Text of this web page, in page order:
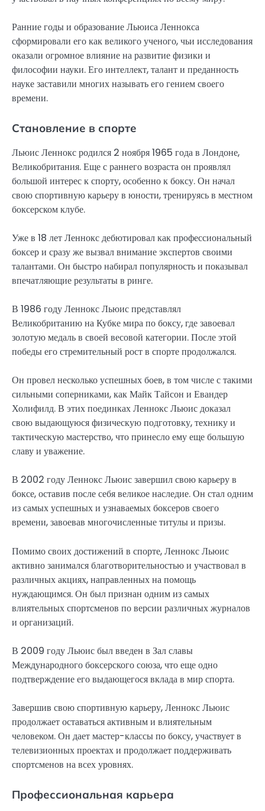
Ранние годы и образование Льюиса Леннокса
сформировали его как великого ученого, чьи исследования
оказали огромное влияние на развитие физики и
философии науки. Его интеллект, талант и преданность
науке заставили многих называть его гением своего
времени.
Становление в спорте
Льюис Леннокс родился 2 ноября 1965 года в Лондоне,
Великобритания. Еще с раннего возраста он проявлял
большой интерес к спорту, особенно к боксу. Он начал
свою спортивную карьеру в юности, тренируясь в местном
боксерском клубе.
Уже в 18 лет Леннокс дебютировал как профессиональный
боксер и сразу же вызвал внимание экспертов своими
талантами. Он быстро набирал популярность и показывал
впечатляющие результаты в ринге.
В 1986 году Леннокс Льюис представлял
Великобританию на Кубке мира по боксу, где завоевал
золотую медаль в своей весовой категории. После этой
победы его стремительный рост в спорте продолжался.
Он провел несколько успешных боев, в том числе с такими
сильными соперниками, как Майк Тайсон и Евандер
Холифилд. В этих поединках Леннокс Льюис доказал
свою выдающуюся физическую подготовку, технику и
тактическую мастерство, что принесло ему еще большую
славу и уважение.
В 2002 году Леннокс Льюис завершил свою карьеру в
боксе, оставив после себя великое наследие. Он стал одним
из самых успешных и узнаваемых боксеров своего
времени, завоевав многочисленные титулы и призы.
Помимо своих достижений в спорте, Леннокс Льюис
активно занимался благотворительностью и участвовал в
различных акциях, направленных на помощь
нуждающимся. Он был признан одним из самых
влиятельных спортсменов по версии различных журналов
и организаций.
В 2009 году Льюис был введен в Зал славы
Международного боксерского союза, что еще одно
подтверждение его выдающегося вклада в мир спорта.
Завершив свою спортивную карьеру, Леннокс Льюис
продолжает оставаться активным и влиятельным
человеком. Он дает мастер-классы по боксу, участвует в
телевизионных проектах и продолжает поддерживать
спортсменов на всех уровнях.
Профессиональная карьера